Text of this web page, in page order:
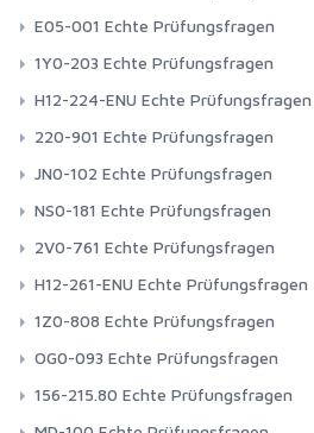
E05-001 Echte Prüfungsfragen
1Y0-203 Echte Prüfungsfragen
H12-224-ENU Echte Prüfungsfragen
220-901 Echte Prüfungsfragen
JN0-102 Echte Prüfungsfragen
NS0-181 Echte Prüfungsfragen
2V0-761 Echte Prüfungsfragen
H12-261-ENU Echte Prüfungsfragen
1Z0-808 Echte Prüfungsfragen
OG0-093 Echte Prüfungsfragen
156-215.80 Echte Prüfungsfragen